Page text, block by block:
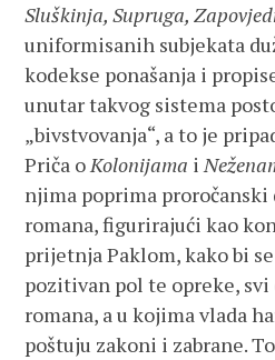
Sluškinja, Supruga,
uniformisanih subjekata
kodekse ponašanja i
unutar takvog sistema
„bivstvovanja“, a to je
Priča oKolonijama i
njima poprima
romana, figurirajući kao
prijetnja Paklom, kako bi
pozitivan pol te opreke,
romana, a u kojima vlada
poštuju zakoni i zabrane.